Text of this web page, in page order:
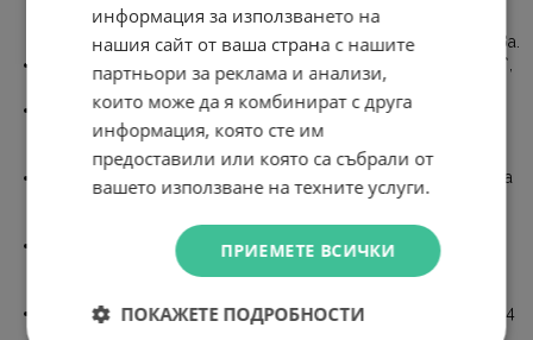
комбинирани порта предлагат високоскоростни и
надеждни връзки към други комутатори и устройства.
Интегриран в Omada SDN: Zero-Touch Provisioning (ZTP)*,
Centralized Cloud Management и Intelligent Monitoring.
Централизирано управление: Облачен достъп и
приложение Omada за ултра удобство и лесно
управление.
Статично маршрутизиране: Помага за пренасочване на
вътрешния трафик за по-ефективно използване на
мрежовите ресурси.
Здрави стратегии за защита: IP-MAC-Port Binding, ACL,
Port Security, DoS Defend, Storm control, DHCP Snooping,
Оптимизиране на гласови и видео приложения: L2/L3/L4
информация за използването на
нашия сайт от ваша страна с нашите
партньори за реклама и анализи,
които може да я комбинират с друга
информация, която сте им
предоставили или която са събрали от
вашето използване на техните услуги.
ПРИЕМЕТЕ ВСИЧКИ
ПОКАЖЕТЕ ПОДРОБНОСТИ